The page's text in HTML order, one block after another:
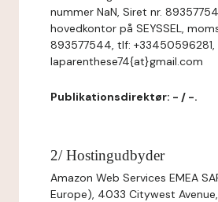
nummer NaN, Siret nr.
hovedkontor på SEYSSEL,
893577544, tlf: +33450596281,
laparenthese74{at}gmail.com
Publikationsdirektør: - / -.
2/ Hostingudbyder
Amazon Web Services EMEA
Europe), 4033 Citywest